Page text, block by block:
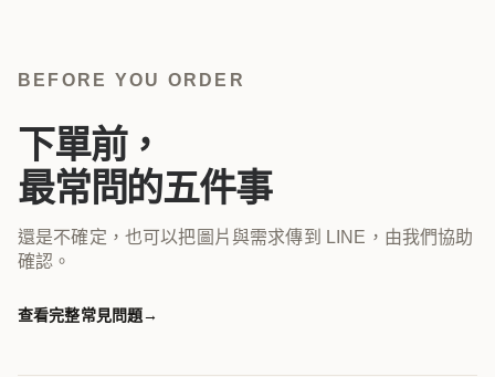
BEFORE YOU ORDER
下單前，
最常問的五件事
還是不確定，也可以把圖片與需求傳到 LINE，由我們協助
確認。
查看完整常見問題→